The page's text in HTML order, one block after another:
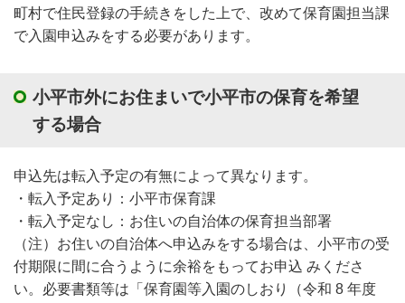
町村で住民登録の手続きをした上で、改めて保育園担当課
で入園申込みをする必要があります。
小平市外にお住まいで小平市の保育を希望
する場合
申込先は転入予定の有無によって異なります。
・転入予定あり：小平市保育課
・転入予定なし：お住いの自治体の保育担当部署
（注）お住いの自治体へ申込みをする場合は、小平市の受
付期限に間に合うように余裕をもってお申込 みくださ
い。必要書類等は「保育園等入園のしおり（令和 8 年度